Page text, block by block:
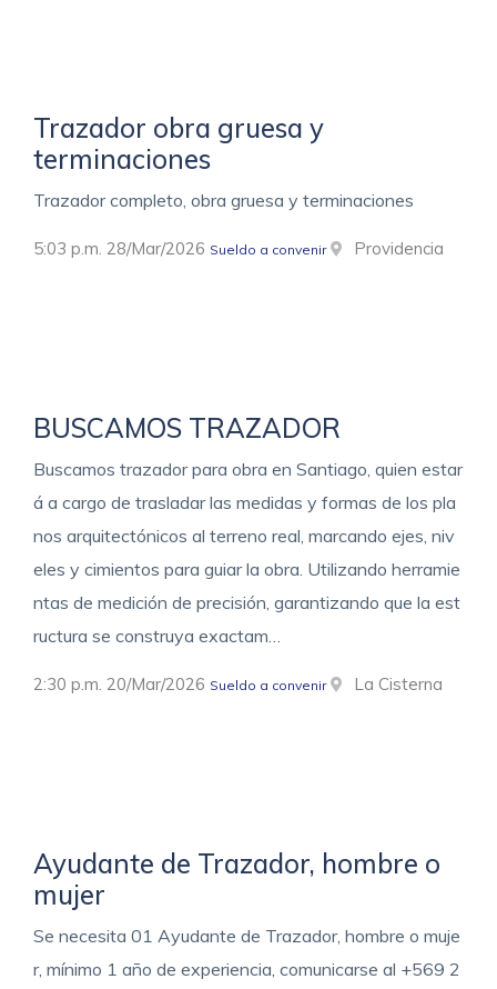
Trazador obra gruesa y
terminaciones
Trazador completo, obra gruesa y terminaciones
5:03 p.m. 28/Mar/2026 Sueldo a convenir Providencia
BUSCAMOS TRAZADOR
Buscamos trazador para obra en Santiago, quien estar
á a cargo de trasladar las medidas y formas de los pla
nos arquitectónicos al terreno real, marcando ejes, niv
eles y cimientos para guiar la obra. Utilizando herramie
ntas de medición de precisión, garantizando que la est
ructura se construya exactam…
2:30 p.m. 20/Mar/2026 Sueldo a convenir La Cisterna
Ayudante de Trazador, hombre o
mujer
Se necesita 01 Ayudante de Trazador, hombre o muje
r, mínimo 1 año de experiencia, comunicarse al +569 2